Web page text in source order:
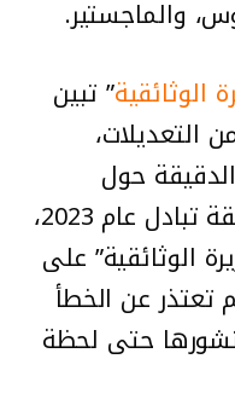
والماجستير.
الوثائقية” تبين
التعديلات،
حول
الإفراج عن يونس ضمن صفقة تبادل عام 2023،
الوثائقية” على
تعتذر عن الخطأ
حتى لحظة